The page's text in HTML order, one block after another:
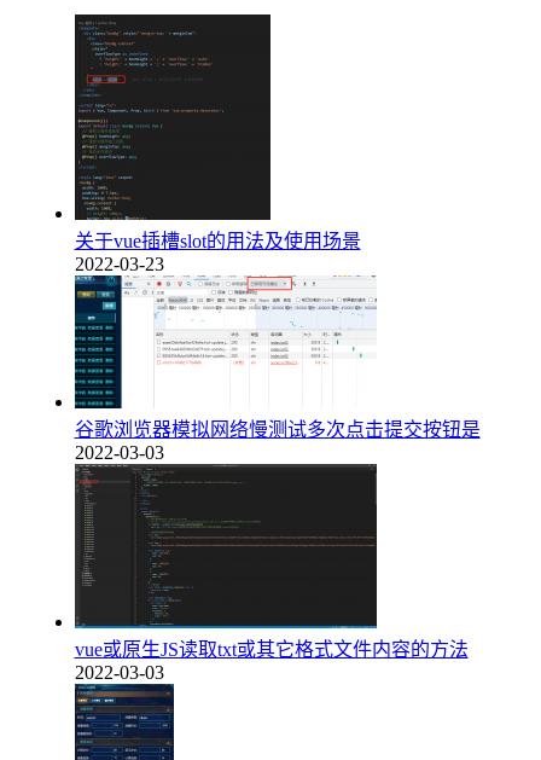
关于vue插槽slot的用法及使用场景
2022-03-23
谷歌浏览器模拟网络慢测试多次点击提交按钮是
2022-03-03
vue或原生JS读取txt或其它格式文件内容的方法
2022-03-03